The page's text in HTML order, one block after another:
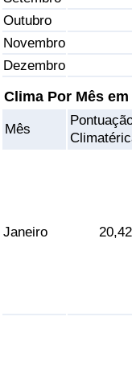
Outubro
Novembro
Dezembro
Clima Por Mês
Mês
Janeiro 20,42
Saúde
Indicador de Saúde
Indicador de
Indicador de
Indicador de